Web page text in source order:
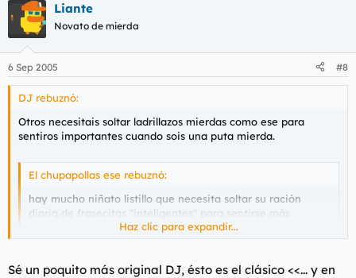
Liante
Novato de mierda
6 Sep 2005 #8
DJ rebuznó:
Otros necesitais soltar ladrillazos mierdas como ese para
sentiros importantes cuando sois una puta mierda.
El chupapollas ese rebuznó:
hay mucho niñato listillo que necesita soltar su ración
diaria de frasecitas "inteligentes" para sentirse más
Haz clic para expandir...
Haz clic para expandir...
Sé un poquito más original DJ, ésto es el clásico <<... y en